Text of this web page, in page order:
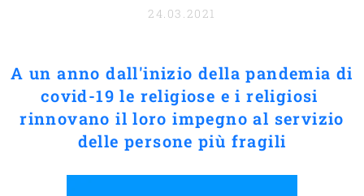
24.03.2021
A un anno dall'inizio della pandemia di
covid-19 le religiose e i religiosi
rinnovano il loro impegno al servizio
delle persone più fragili